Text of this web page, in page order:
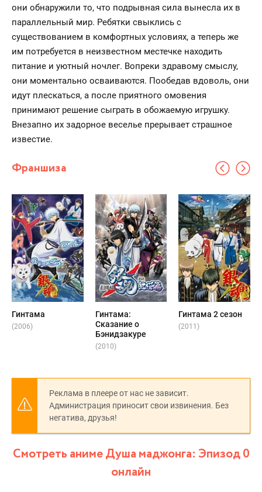
они обнаружили то, что подрывная сила вынесла их в
параллельный мир. Ребятки свыклись с
существованием в комфортных условиях, а теперь же
им потребуется в неизвестном местечке находить
питание и уютный ночлег. Вопреки здравому смыслу,
они моментально осваиваются. Пообедав вдоволь, они
идут плескаться, а после приятного омовения
принимают решение сыграть в обожаемую игрушку.
Внезапно их задорное веселье прерывает страшное
известие.
Франшиза
Гинтама
(2006)
Гинтама:
Сказание о
Бэнидзакуре
(2010)
Гинтама 2 сезон
(2011)
Реклама в плеере от нас не зависит.
Администрация приносит свои извинения. Без
негатива, друзья!
Смотреть аниме Душа маджонга: Эпизод 0
онлайн